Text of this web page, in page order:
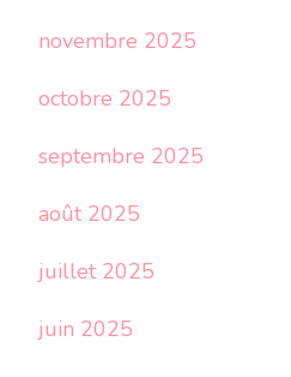
novembre 2025
octobre 2025
septembre 2025
août 2025
juillet 2025
juin 2025